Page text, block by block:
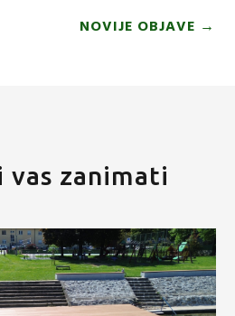
NOVIJE OBJAVE →
vas zanimati